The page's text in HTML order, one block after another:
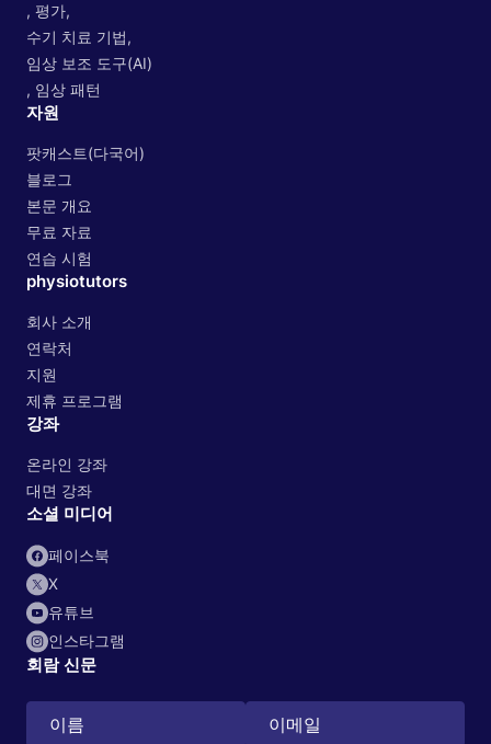
, 평가,
수기 치료 기법,
임상 보조 도구(AI)
, 임상 패턴
자원
팟캐스트(다국어)
블로그
본문 개요
무료 자료
연습 시험
physiotutors
회사 소개
연락처
지원
제휴 프로그램
강좌
온라인 강좌
대면 강좌
소셜 미디어
페이스북
X
유튜브
인스타그램
회람 신문